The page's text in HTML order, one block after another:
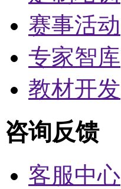
赛事活动
专家智库
教材开发
咨询反馈
客服中心